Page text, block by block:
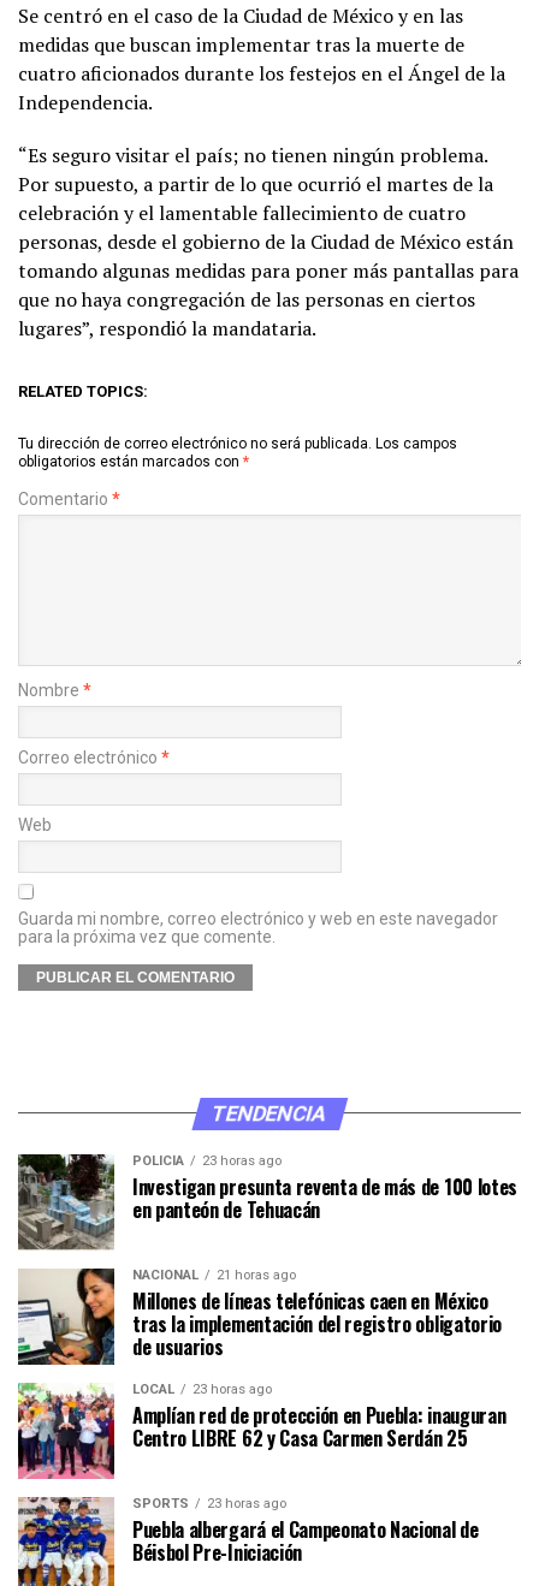
Se centró en el caso de la Ciudad de México y en las
medidas que buscan implementar tras la muerte de
cuatro aficionados durante los festejos en el Ángel de la
Independencia.
“Es seguro visitar el país; no tienen ningún problema.
Por supuesto, a partir de lo que ocurrió el martes de la
celebración y el lamentable fallecimiento de cuatro
personas, desde el gobierno de la Ciudad de México están
tomando algunas medidas para poner más pantallas para
que no haya congregación de las personas en ciertos
lugares”, respondió la mandataria.
RELATED TOPICS:
Tu dirección de correo electrónico no será publicada. Los campos
obligatorios están marcados con *
Comentario *
Nombre *
Correo electrónico *
Web
Guarda mi nombre, correo electrónico y web en este navegador
para la próxima vez que comente.
TENDENCIA
POLICÍA 23 horas ago
Investigan presunta reventa de más de 100 lotes
en panteón de Tehuacán
NACIONAL 21 horas ago
Millones de líneas telefónicas caen en México
tras la implementación del registro obligatorio
de usuarios
LOCAL 23 horas ago
Amplían red de protección en Puebla: inauguran
Centro LIBRE 62 y Casa Carmen Serdán 25
SPORTS 23 horas ago
Puebla albergará el Campeonato Nacional de
Béisbol Pre-Iniciación